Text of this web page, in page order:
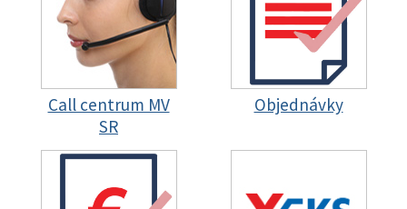
Call centrum MV
SR
Objednávky